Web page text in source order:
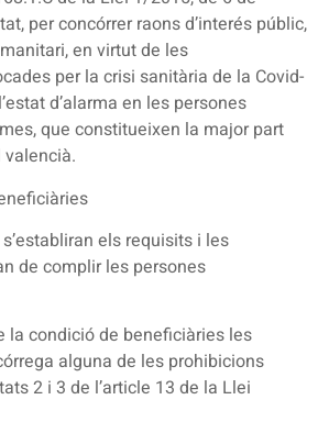
per concórrer raons d’interés públic,
en virtut de les
per la crisi sanitària de la Covid-
d’alarma en les persones
que constitueixen la major part
els requisits i les
de complir les persones
la condició de beneficiàries les
alguna de les prohibicions
2 i 3 de l’article 13 de la Llei